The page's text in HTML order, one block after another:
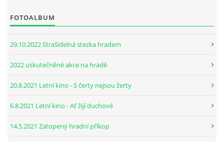
FOTOALBUM
29.10.2022 Strašidelná stezka hradem
2022 uskutečněné akce na hradě
20.8.2021 Letní kino - S čerty nejsou žerty
6.8.2021 Letní kino - Ať žijí duchové
14.5.2021 Zatopený hradní příkop